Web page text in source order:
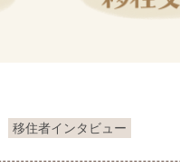
移住者インタビュー